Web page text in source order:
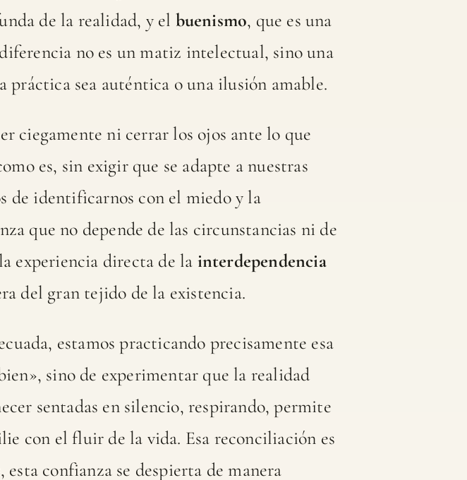
de la realidad, y el buenismo, que es una
no es un matiz intelectual, sino una
práctica sea auténtica o una ilusión amable.
ciegamente ni cerrar los ojos ante lo que
es, sin exigir que se adapte a nuestras
de identificarnos con el miedo y la
que no depende de las circunstancias ni de
experiencia directa de la interdependencia
del gran tejido de la existencia.
estamos practicando precisamente esa
sino de experimentar que la realidad
sentadas en silencio, respirando, permite
con el fluir de la vida. Esa reconciliación es
confianza se despierta de manera